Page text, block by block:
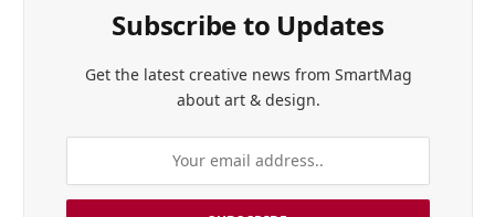
Subscribe to Updates
Get the latest creative news from SmartMag
about art & design.